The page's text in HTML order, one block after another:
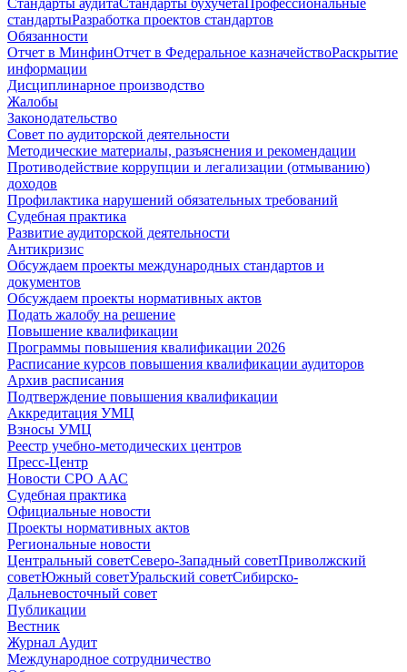
Стандарты аудитаСтандарты бухучетаПрофессиональные
стандартыРазработка проектов стандартов
Обязанности
Отчет в МинфинОтчет в Федеральное казначействоРаскрытие
информации
Дисциплинарное производство
Жалобы
Законодательство
Совет по аудиторской деятельности
Методические материалы, разъяснения и рекомендации
Противодействие коррупции и легализации (отмыванию)
доходов
Профилактика нарушений обязательных требований
Судебная практика
Развитие аудиторской деятельности
Антикризис
Обсуждаем проекты международных стандартов и
документов
Обсуждаем проекты нормативных актов
Подать жалобу на решение
Повышение квалификации
Программы повышения квалификации 2026
Расписание курсов повышения квалификации аудиторов
Архив расписания
Подтверждение повышения квалификации
Аккредитация УМЦ
Взносы УМЦ
Реестр учебно-методических центров
Пресс-Центр
Новости СРО ААС
Судебная практика
Официальные новости
Проекты нормативных актов
Региональные новости
Центральный советСеверо-Западный советПриволжский
советЮжный советУральский советСибирско-
Дальневосточный совет
Публикации
Вестник
Журнал Аудит
Международное сотрудничество